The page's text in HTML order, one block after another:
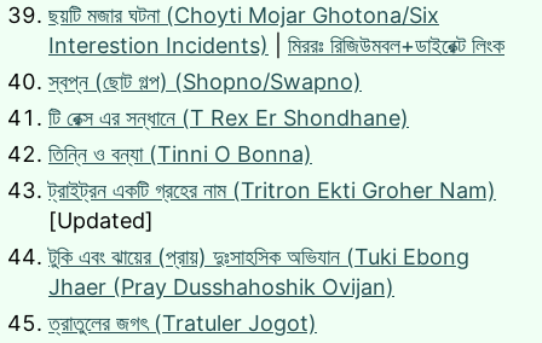
ছয়টি মজার ঘটনা (Choyti Mojar Ghotona/Six
Interestion Incidents)
মিররঃ রিজিউমবল+ডাইরেক্ট লিংক
স্বপ্ন (ছোট গল্প) (Shopno/Swapno)
টি রেক্স এর সন্ধানে (T Rex Er Shondhane)
তিন্নি ও বন্যা (Tinni O Bonna)
ট্রাইট্রন একটি গ্রহের নাম (Tritron Ekti Groher Nam)
[Updated]
টুকি এবং ঝায়ের (প্রায়) দুঃসাহসিক অভিযান (Tuki Ebong
Jhaer (Pray Dusshahoshik Ovijan)
ত্রাতুলের জগৎ (Tratuler Jogot)